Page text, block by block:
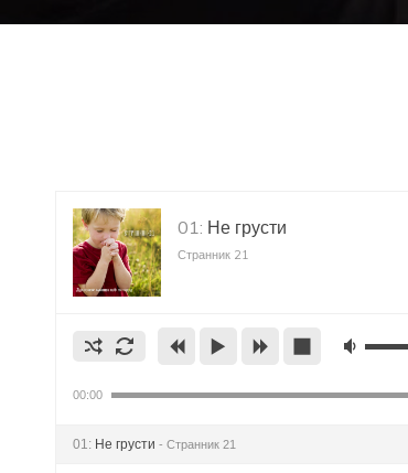
01: Не грусти
Странник 21
00:00
01: Не грусти - Странник 21